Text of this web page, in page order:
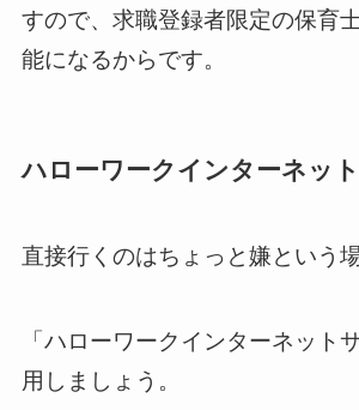
すので、求職登録者限定の保育
能になるからです。
ハローワークインターネッ
直接行くのはちょっと嫌という場
「ハローワークインターネット
用しましょう。